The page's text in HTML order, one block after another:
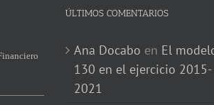
ÚLTIMOS COMENTARIOS
Ana Docabo en El
130 en el ejercicio 2015-
2021